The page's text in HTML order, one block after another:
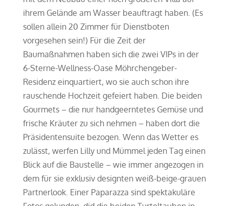
ihrem Gelände am Wasser beauftragt haben. (Es
sollen allein 20 Zimmer für Dienstboten
vorgesehen sein!) Für die Zeit der
Baumaßnahmen haben sich die zwei VIPs in der
6-Sterne-Wellness-Oase Möhrchengeber-
Residenz einquartiert, wo sie auch schon ihre
rauschende Hochzeit gefeiert haben. Die beiden
Gourmets – die nur handgeerntetes Gemüse und
frische Kräuter zu sich nehmen – haben dort die
Präsidentensuite bezogen. Wenn das Wetter es
zulässt, werfen Lilly und Mümmel jeden Tag einen
Blick auf die Baustelle – wie immer angezogen in
dem für sie exklusiv designten weiß-beige-grauen
Partnerlook. Einer Paparazza sind spektakuläre